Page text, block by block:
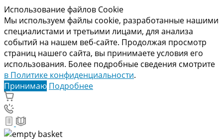
Использование файлов Cookie
Мы используем файлы cookie, разработанные нашими
специалистами и третьими лицами, для анализа
событий на нашем веб-сайте. Продолжая просмотр
страниц нашего сайта, вы принимаете условия его
использования. Более подробные сведения смотрите
в Политике конфиденциальности.
Принимаю Подробнее